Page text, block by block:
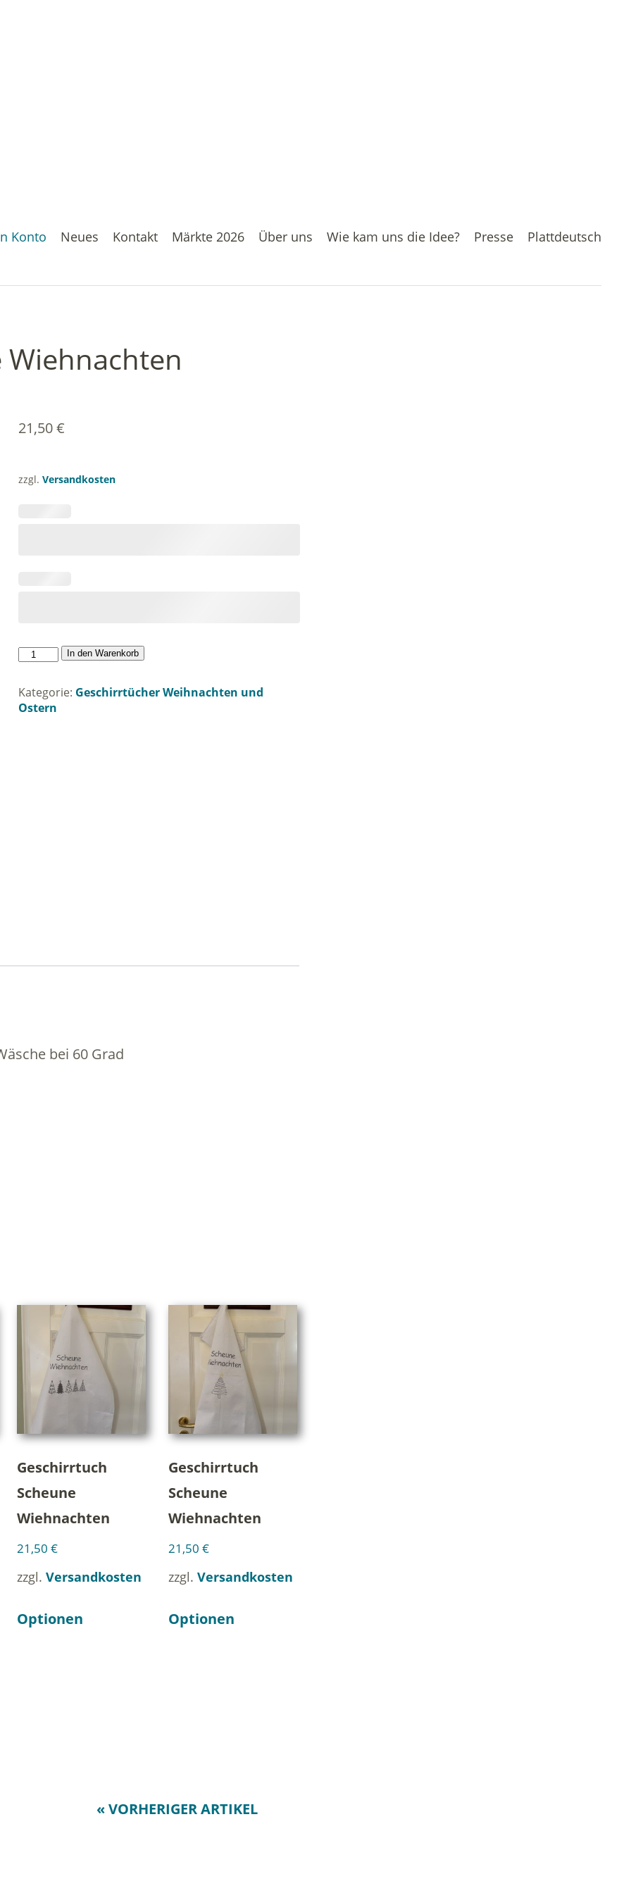
Konto Neues Kontakt Märkte 2026 Über uns Wie kam uns die Idee? Presse Plattdeutsch
21,50€
zzgl.Versandkosten
Geschirrtuch
Menge
In den Warenkorb
Kategorie: Geschirrtücher Weihnachten und
Ostern
bei 60 Grad
Geschirrtuch
Scheune
Wiehnachten
21,50 €
zzgl. Versandkosten
Optionen
Geschirrtuch
Scheune
Wiehnachten
21,50 €
zzgl. Versandkosten
Optionen
« VORHERIGER ARTIKEL